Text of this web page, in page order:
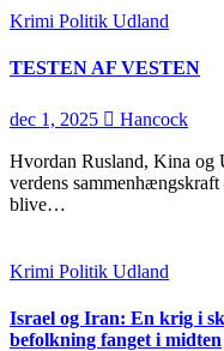
Krimi Politik Udland
TESTEN AF VESTEN
dec 1, 2025 Hancock
Hvordan Rusland, Kina og
verdens
blive…
Krimi Politik Udland
Israel og Iran: En krig i
befolkning fanget i midten